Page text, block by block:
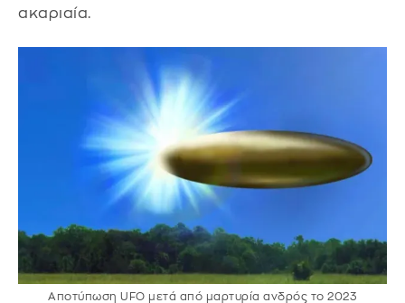
ακαριαία.
Αποτύπωση UFO μετά από μαρτυρία ανδρός το 2023